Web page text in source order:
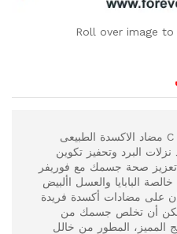
Roll over image
فوريفر ابسوربانت سي فيتامين C مضاد الاكسدة الطبيعى
البرد وتحفيز تكوين
تعزيز صحة جسمك مع فوريفر
البابايا والعسل األبيض
على مضادات أكسدة فريدة
يمكن أن تخلص جسمك من
المميز، المطور من خالل